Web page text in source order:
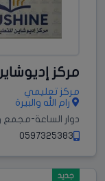
مركز
مركز تعليمي
رام الله والبيرة
دوار الساعة-مجمع
0597325383
جديد